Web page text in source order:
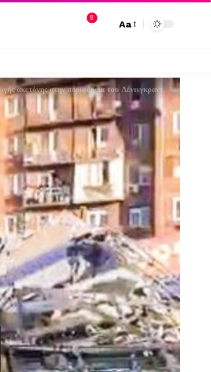
9
Aa
ακετόνης στην περιφέρεια του Λένινγκραντ